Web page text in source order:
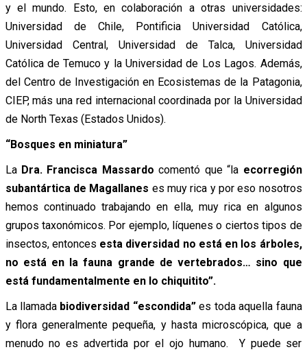
y el mundo. Esto, en colaboración a otras universidades:
Universidad de Chile, Pontificia Universidad Católica,
Universidad Central, Universidad de Talca, Universidad
Católica de Temuco y la Universidad de Los Lagos. Además,
del Centro de Investigación en Ecosistemas de la Patagonia,
CIEP, más una red internacional coordinada por la Universidad
de North Texas (Estados Unidos).
“Bosques en miniatura”
La Dra. Francisca Massardo comentó que “la ecorregión
subantártica de Magallanes es muy rica y por eso nosotros
hemos continuado trabajando en ella, muy rica en algunos
grupos taxonómicos. Por ejemplo, líquenes o ciertos tipos de
insectos, entonces esta diversidad no está en los árboles,
no está en la fauna grande de vertebrados… sino que
está fundamentalmente en lo chiquitito”.
La llamada biodiversidad “escondida”es toda aquella fauna
y flora generalmente pequeña, y hasta microscópica, que a
menudo no es advertida por el ojo humano. Y puede ser